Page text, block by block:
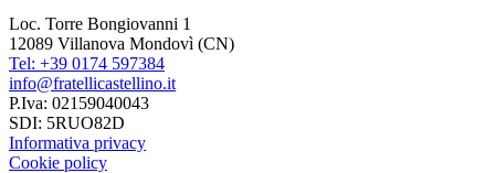
Loc. Torre Bongiovanni 1
12089 Villanova Mondovì (CN)
Tel: +39 0174 597384
info@fratellicastellino.it
P.Iva: 02159040043
SDI: 5RUO82D
Informativa privacy
Cookie policy